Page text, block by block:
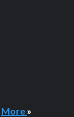
More »